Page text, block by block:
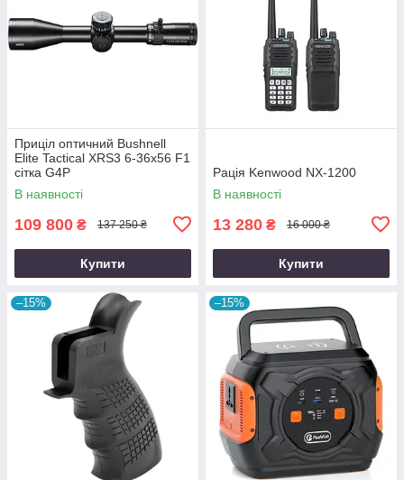
Приціл оптичний Bushnell
Elite Tactical XRS3 6-36x56 F1
сітка G4P
В наявності
109 800 ₴ 137 250 ₴
Купити
Рація Kenwood NX-1200
В наявності
13 280 ₴ 16 000 ₴
Купити
–15% –15%